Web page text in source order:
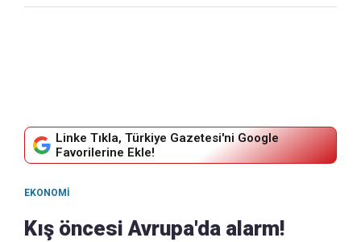
Linke Tıkla, Türkiye Gazetesi'ni Google
Favorilerine Ekle!
EKONOMI
Kış öncesi Avrupa'da alarm!